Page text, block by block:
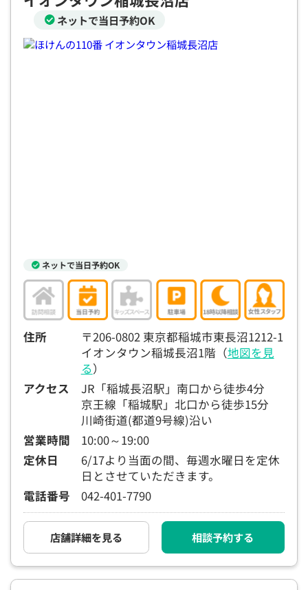
ネットで当日予約OK
ネットで当日予約OK
住所
〒206-0802 東京都稲城市東長沼1212-1
イオンタウン稲城長沼1階（地図を見
る）
アクセス
JR「稲城長沼駅」南口から徒歩4分
京王線「稲城駅」北口から徒歩15分
川崎街道(都道9号線)沿い
営業時間
10:00～19:00
定休日
6/17より当面の間、毎週水曜日を定休
日とさせていただきます。
電話番号
042-401-7790
店舗詳細を見る 相談予約する